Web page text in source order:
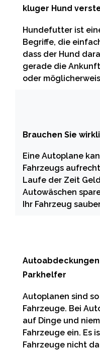
kluger Hund
Hundefutter ist
Begriffe, die
dass der Hund
gerade die
oder
Brauchen Sie
Eine Autoplane
Fahrzeugs
Laufe der Zeit
Autowäschen
Ihr Fahrzeug
Parkhelfer
Autoplanen sind
Fahrzeuge. Bei
auf Dinge und
Fahrzeuge ein. Es
Fahrzeuge nicht da